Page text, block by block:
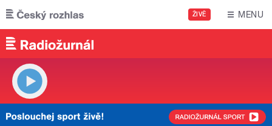
Přejít k hlavnímu obsahu
ŽIVĚ MENU